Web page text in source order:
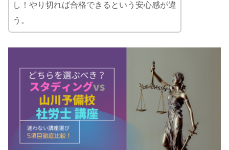
し！やり切れば合格できるという安心感が違
う。